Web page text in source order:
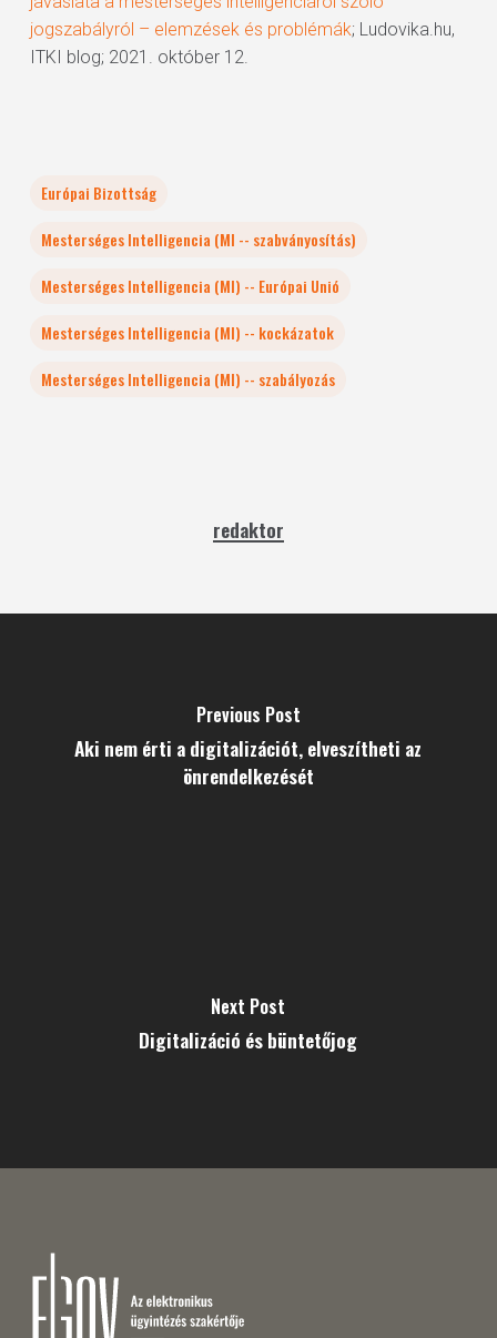
jogszabályról – elemzések és problémák; Ludovika.hu,
ITKI blog; 2021. október 12.
Európai Bizottság
Mesterséges Intelligencia (MI -- szabványosítás)
Mesterséges Intelligencia (MI) -- Európai Unió
Mesterséges Intelligencia (MI) -- kockázatok
Mesterséges Intelligencia (MI) -- szabályozás
redaktor
Previous Post
Aki nem érti a digitalizációt, elveszítheti az
önrendelkezését
Next Post
Digitalizáció és büntetőjog